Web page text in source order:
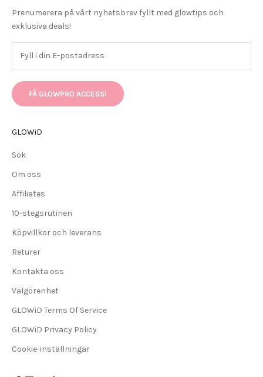
Prenumerera på vårt nyhetsbrev fyllt med glowtips och
exklusiva deals!
FÅ GLOWPRO ACCESS!
GLOWiD
Sök
Om oss
Affiliates
10-stegsrutinen
Köpvillkor och leverans
Returer
Kontakta oss
Välgörenhet
GLOWiD Terms Of Service
GLOWiD Privacy Policy
Cookie-inställningar